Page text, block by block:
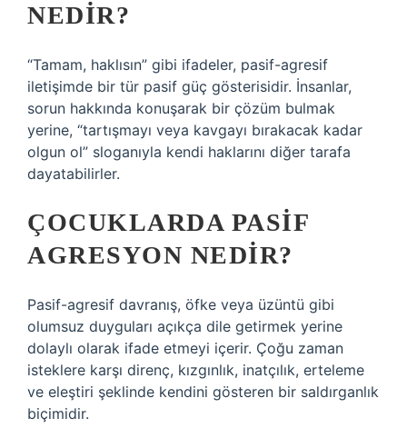
NEDIR?
“Tamam, haklısın” gibi ifadeler, pasif-agresif
iletişimde bir tür pasif güç gösterisidir. İnsanlar,
sorun hakkında konuşarak bir çözüm bulmak
yerine, “tartışmayı veya kavgayı bırakacak kadar
olgun ol” sloganıyla kendi haklarını diğer tarafa
dayatabilirler.
ÇOCUKLARDA PASIF
AGRESYON NEDIR?
Pasif-agresif davranış, öfke veya üzüntü gibi
olumsuz duyguları açıkça dile getirmek yerine
dolaylı olarak ifade etmeyi içerir. Çoğu zaman
isteklere karşı direnç, kızgınlık, inatçılık, erteleme
ve eleştiri şeklinde kendini gösteren bir saldırganlık
biçimidir.